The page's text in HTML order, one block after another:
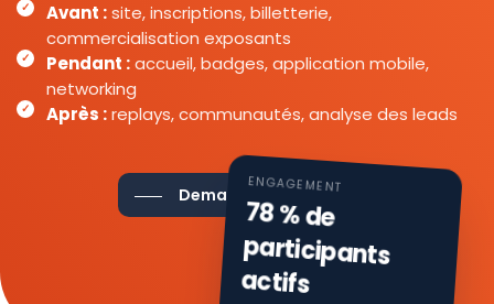
Avant :site, inscriptions, billetterie,
commercialisation exposants
Pendant :accueil, badges, application mobile,
networking
Après :replays, communautés, analyse des leads
Demander une démo
ENGAGEMENT
78 % de
participants
actifs